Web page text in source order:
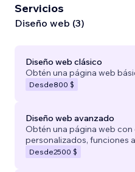
Servicios
Diseño web (3)
Diseño web clásico
Obtén una página web
Desde800 $
Diseño web avanzado
Obtén una página web
personalizados, funciones
Desde2500 $